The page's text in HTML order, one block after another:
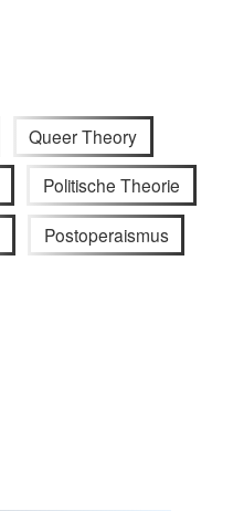
Queer Theory
Politische Theorie
Postoperaismus